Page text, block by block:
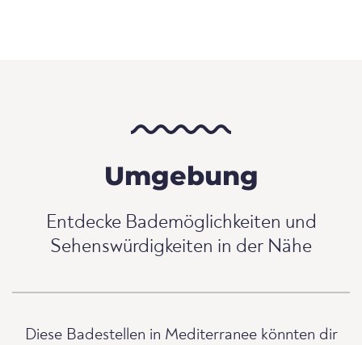
Umgebung
Entdecke Bademöglichkeiten und
Sehenswürdigkeiten in der Nähe
Diese Badestellen in Mediterranee könnten dir